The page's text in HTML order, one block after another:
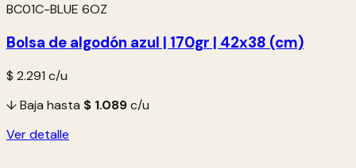
BC01C-BLUE 6OZ
Bolsa de algodón azul | 170gr | 42x38 (cm)
$ 2.291 c/u
↓ Baja hasta $ 1.089c/u
Ver detalle